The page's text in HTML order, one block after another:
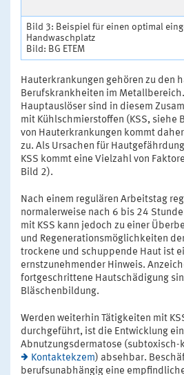
Bild 3: Beispiel für einen optimal
Handwaschplatz
Bild: BG ETEM
Hauterkrankungen gehören zu den
Berufskrankheiten im
Hauptauslöser sind in diesem
mit Kühlschmierstoffen (KSS, siehe
von Hauterkrankungen kommt
zu. Als Ursachen für
KSS kommt eine Vielzahl von
Bild 2).
Nach einem regulären Arbeitstag
normalerweise nach 6 bis 24
mit KSS kann jedoch zu einer
und Regenerationsmöglichkeiten
trockene und schuppende Haut ist
ernstzunehmender Hinweis.
fortgeschrittene Hautschädigung
Bläschenbildung.
Werden weiterhin Tätigkeiten mit
durchgeführt, ist die Entwicklung
Abnutzungsdermatose (subtoxisch-
Kontaktekzem) absehbar.
berufsunabhängig eine